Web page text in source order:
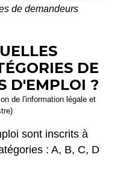
de demandeurs
DE
D'EMPLOI ?
de l'information légale et
sont inscrits à
: A, B, C, D